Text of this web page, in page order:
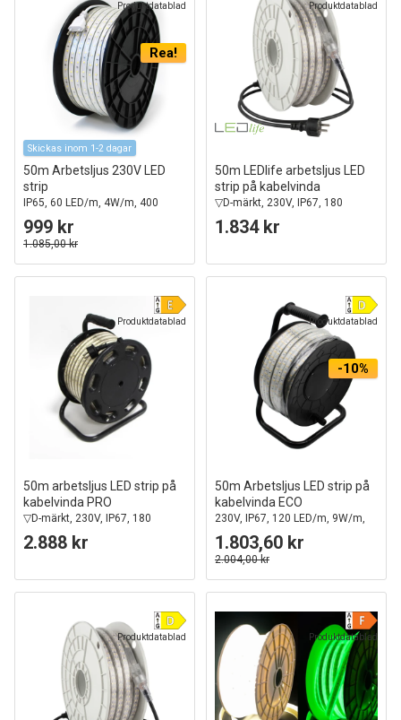
Produktdatablad
Rea!
Skickas inom 1-2 dagar
50m Arbetsljus 230V LED
strip
IP65, 60 LED/m, 4W/m, 400
lm/m
999 kr
1.085,00 kr
Produktdatablad
50m LEDlife arbetsljus LED
strip på kabelvinda
▽D-märkt, 230V, IP67, 180
LED/m, 11W/m, 1100 lm/m
1.834 kr
Produktdatablad
50m arbetsljus LED strip på
kabelvinda PRO
▽D-märkt, 230V, IP67, 180
LED/m, 9W/m, 1200 lm/m
2.888 kr
Produktdatablad
-10%
50m Arbetsljus LED strip på
kabelvinda ECO
230V, IP67, 120 LED/m, 9W/m,
1320 lm/m
1.803,60 kr
2.004,00 kr
Produktdatablad Produktdatablad